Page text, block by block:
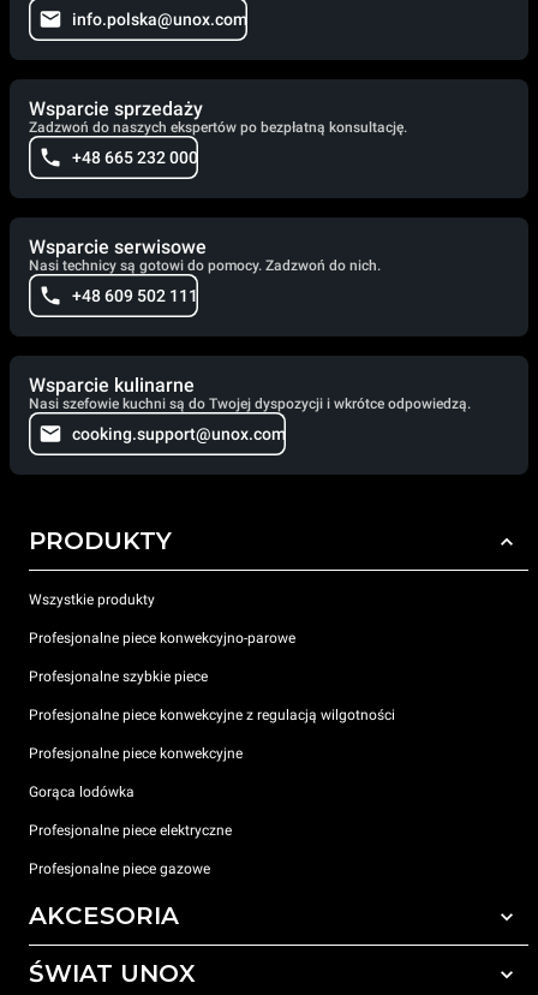
info.polska@unox.com
Wsparcie sprzedaży
Zadzwoń do naszych ekspertów po bezpłatną konsultację.
+48 665 232 000
Wsparcie serwisowe
Nasi technicy są gotowi do pomocy. Zadzwoń do nich.
+48 609 502 111
Wsparcie kulinarne
Nasi szefowie kuchni są do Twojej dyspozycji i wkrótce odpowiedzą.
cooking.support@unox.com
PRODUKTY
Wszystkie produkty
Profesjonalne piece konwekcyjno-parowe
Profesjonalne szybkie piece
Profesjonalne piece konwekcyjne z regulacją wilgotności
Profesjonalne piece konwekcyjne
Gorąca lodówka
Profesjonalne piece elektryczne
Profesjonalne piece gazowe
AKCESORIA
Wszystkie akcesoria
ŚWIAT UNOX